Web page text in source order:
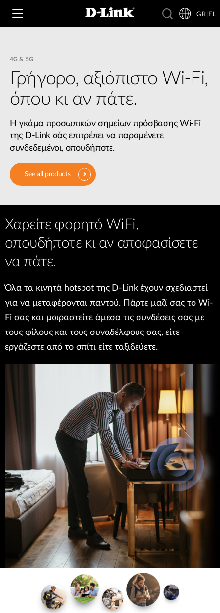
Wi‑Fi
4G & 5G
Δικτυακές Κάμερες
Switches
mydlink
Σημεία Πώλησης
Switching
Wireless
Nuclias
IP Surveillance
Accessories
4G/5G M2M
D-ECS
Accessories
Brochures and Guides
Videos
Υποστήριξη
Tech Alerts
FAQs
Warranty
Contact
GR|EL
4G & 5G
Γρήγορο, αξιόπιστο Wi-Fi,
όπου κι αν πάτε.
Η γκάμα προσωπικών σημείων πρόσβασης Wi-Fi
της D-Link σάς επιτρέπει να παραμένετε
συνδεδεμένοι, οπουδήποτε.
See all products
Χαρείτε φορητό WiFi,
οπουδήποτε κι αν αποφασίσετε
να πάτε.
Όλα τα κινητά hotspot της D-Link έχουν σχεδιαστεί
για να μεταφέρονται παντού. Πάρτε μαζί σας το Wi-
Fi σας και μοιραστείτε άμεσα τις συνδέσεις σας με
τους φίλους και τους συναδέλφους σας, είτε
εργάζεστε από το σπίτι είτε ταξιδεύετε.